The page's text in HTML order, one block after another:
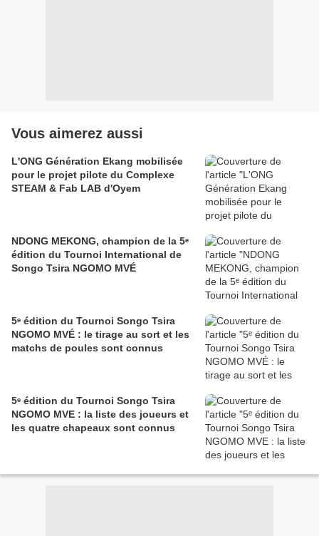
Vous aimerez aussi
L'ONG Génération Ekang mobilisée
pour le projet pilote du Complexe
STEAM & Fab LAB d'Oyem
NDONG MEKONG, champion de la 5ᵉ
édition du Tournoi International de
Songo Tsira NGOMO MVÉ
5ᵉ édition du Tournoi Songo Tsira
NGOMO MVÉ : le tirage au sort et les
matchs de poules sont connus
5ᵉ édition du Tournoi Songo Tsira
NGOMO MVE : la liste des joueurs et
les quatre chapeaux sont connus